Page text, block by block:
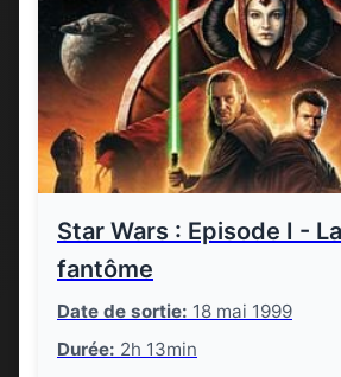
Star Wars : Episode I -
fantôme
Date de sortie: 18 mai 1999
Durée: 2h 13min